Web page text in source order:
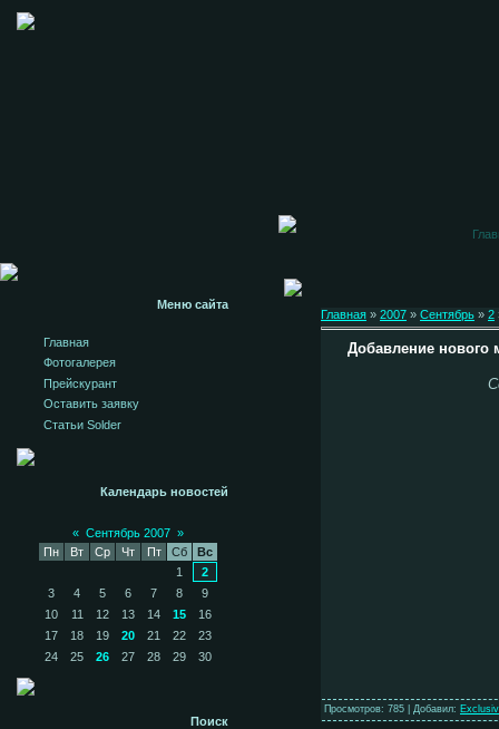
Меню сайта
Главная
Фотогалерея
Прейскурант
Оставить заявку
Статьи Solder
Календарь новостей
« Сентябрь 2007 »
Пн
Вт Ср Чт Пт Сб
Вс
1
2
3
4 5 6 7 8
9
10
11 12 13 14 15
16
17
18 19 20 21 22
23
24
25 26 27 28 29 30
Поиск
Главная » 2007 » Сентябрь » 2
Добавление нового
Просмотров: 785 | Добавил: